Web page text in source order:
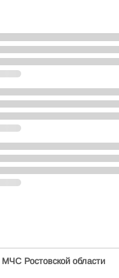
МЧС Ростовской области